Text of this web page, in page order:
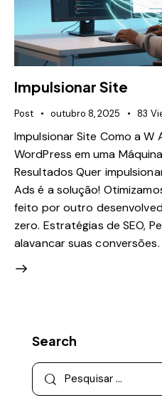
Impulsionar Site
Post outubro 8, 2025 83
Impulsionar Site Como a W
WordPress em uma
Resultados Quer
Ads é a solução!
feito por outro
zero. Estratégias de SEO,
alavancar suas conversões.
Search